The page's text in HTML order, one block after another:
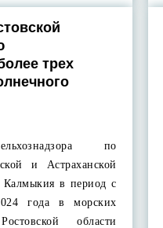
трех
по
и Астраханской
Калмыкия в период с
года в морских
области